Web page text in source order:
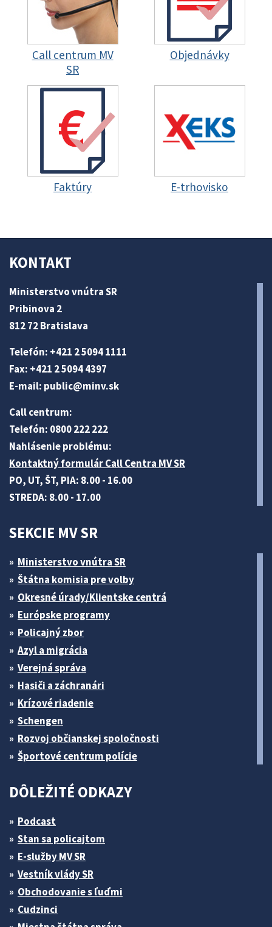
Call centrum MV
SR
Objednávky
Faktúry E-trhovisko
KONTAKT
Ministerstvo vnútra SR
Pribinova 2
812 72 Bratislava
Telefón: +421 2 5094 1111
Fax: +421 2 5094 4397
E-mail: public@minv.sk
Call centrum:
Telefón: 0800 222 222
Nahlásenie problému:
Kontaktný formulár Call Centra MV SR
PO, UT, ŠT, PIA: 8.00 - 16.00
STREDA: 8.00 - 17.00
SEKCIE MV SR
Ministerstvo vnútra SR
Štátna komisia pre volby
Okresné úrady/Klientske centrá
Európske programy
Policajný zbor
Azyl a migrácia
Verejná správa
Hasiči a záchranári
Krízové riadenie
Schengen
Rozvoj občianskej spoločnosti
Športové centrum polície
DÔLEŽITÉ ODKAZY
Podcast
Stan sa policajtom
E-služby MV SR
Vestník vlády SR
Obchodovanie s ľuďmi
Cudzinci